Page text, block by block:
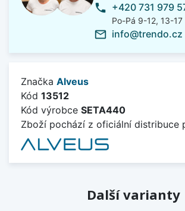
phone +420 731 979
Po-Pá 9-12, 13-17
mail_outline info@trendo.cz
Značka Alveus
Kód 13512
Kód výrobce SETA440
Zboží pochází z oficiální distribuce
Další varianty